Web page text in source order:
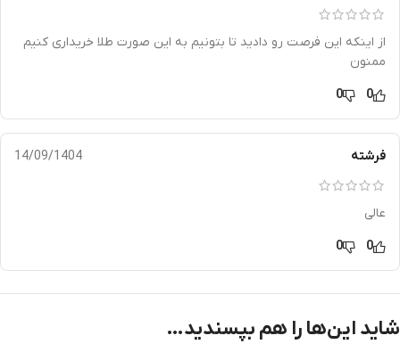
از اینکه این فرصت رو دادید تا بتونیم به این صورت طلا خریداری کنیم
ممنون
0
0
فرشته 14/09/1404
عالی
0
0
شاید این‌ها را هم بپسندید…